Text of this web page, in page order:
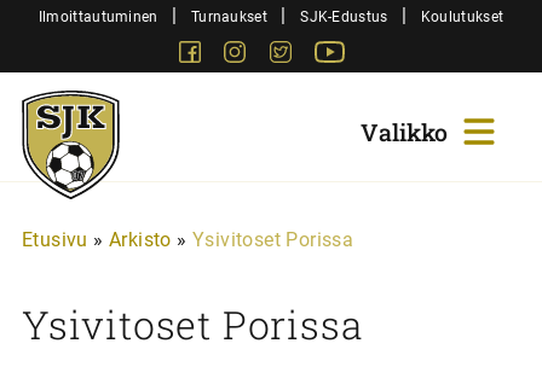
SiirryIlmoittautuminen | Turnaukset | SJK-Edustus | Koulutukset
FacebookInstagram
Twitter
Sjk-
Juniorit
Etusivu » Arkisto » Ysivitoset Porissa
Ysivitoset Porissa